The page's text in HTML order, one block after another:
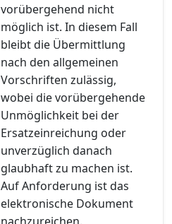
vorübergehend nicht
möglich ist. In diesem Fall
bleibt die Übermittlung
nach den allgemeinen
Vorschriften zulässig,
wobei die vorübergehende
Unmöglichkeit bei der
Ersatzeinreichung oder
unverzüglich danach
glaubhaft zu machen ist.
Auf Anforderung ist das
elektronische Dokument